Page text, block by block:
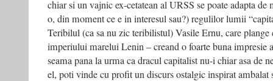
chiar si un vajnic ex-cetatean al URSS se poate adapta de
o, din moment ce e in interesul sau?) regulilor lumii
Teribilul (ca sa nu zic teribilistul) Vasile Ernu, care
imperiului marelui Lenin – creand o foarte buna impresie
seama pana la urma ca dracul capitalist nu-i chiar asa de
el, poti vinde cu profit un discurs ostalgic inspirat ambalat